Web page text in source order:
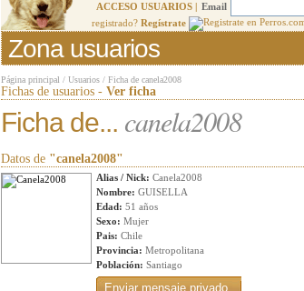
ACCESO USUARIOS | Email
registrado? Regístrate
Zona usuarios
Página principal / Usuarios / Ficha de canela2008
Fichas de usuarios - Ver ficha
Ficha de... canela2008
Datos de "canela2008"
Alias / Nick: Canela2008
Nombre: GUISELLA
Edad: 51 años
Sexo: Mujer
Pais: Chile
Provincia: Metropolitana
Población: Santiago